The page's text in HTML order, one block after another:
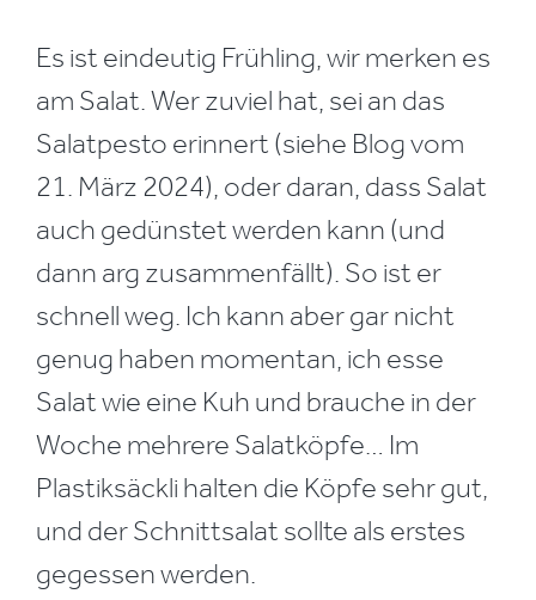
Es ist eindeutig Frühling, wir merken es
am Salat. Wer zuviel hat, sei an das
Salatpesto erinnert (siehe Blog vom
21. März 2024), oder daran, dass Salat
auch gedünstet werden kann (und
dann arg zusammenfällt). So ist er
schnell weg. Ich kann aber gar nicht
genug haben momentan, ich esse
Salat wie eine Kuh und brauche in der
Woche mehrere Salatköpfe… Im
Plastiksäckli halten die Köpfe sehr gut,
und der Schnittsalat sollte als erstes
gegessen werden.